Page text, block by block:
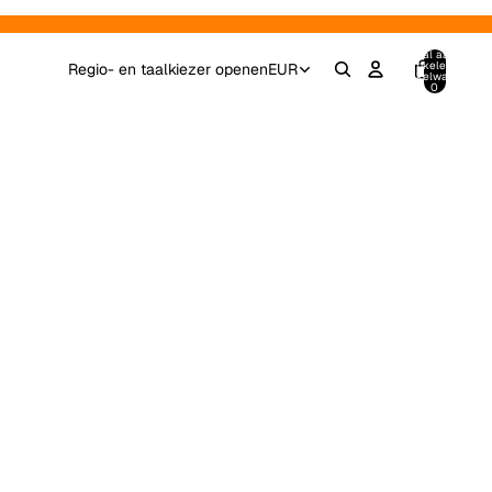
Regio- en taalkiezer openenEUR
Totaal aantal
artikelen in
winkelwagen:
0